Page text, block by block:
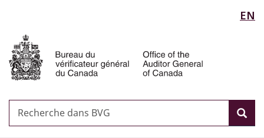
principal
Au
sujet
version
HTML
de
la
langue
EN
Recherche
Recherche
dans